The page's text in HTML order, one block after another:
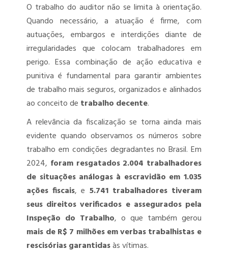
UNIVERSALIZAÇÃO DAS PERÍCIAS MÉDICAS – PERÍCIA PARA QUEM
PRECISA
O trabalho do auditor não se limita à orientação.
Quando necessário, a atuação é firme, com
autuações, embargos e interdições diante de
irregularidades que colocam trabalhadores em
perigo. Essa combinação de ação educativa e
punitiva é fundamental para garantir ambientes
de trabalho mais seguros, organizados e alinhados
ao conceito de trabalho decente.
A relevância da fiscalização se torna ainda mais
evidente quando observamos os números sobre
trabalho em condições degradantes no Brasil. Em
2024, foram resgatados 2.004 trabalhadores
de situações análogas à escravidão em 1.035
ações fiscais, e 5.741 trabalhadores tiveram
seus direitos verificados e assegurados pela
Inspeção do Trabalho, o que também gerou
mais de R$ 7 milhões em verbas trabalhistas e
rescisórias garantidasàs vítimas.